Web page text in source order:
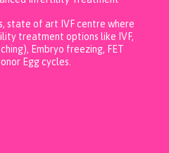
state of art IVF centre where
treatment options like IVF,
Embryo freezing, FET
Egg cycles.